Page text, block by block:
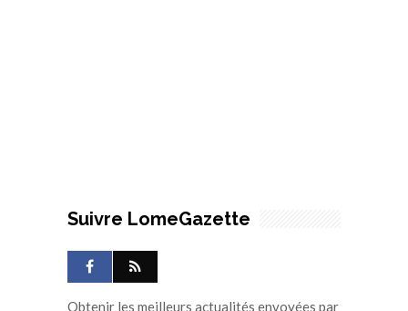
Suivre LomeGazette
Obtenir les meilleurs actualités envoyées par